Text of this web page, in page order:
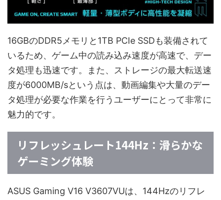
16GBのDDR5メモリと1TB PCIe SSDも装備されて
いるため、ゲーム中の読み込み速度が高速で、デー
タ処理も迅速です。また、ストレージの最大転送速
度が6000MB/sという点は、動画編集や大量のデー
タ処理が必要な作業を行うユーザーにとって非常に
魅力的です。
リフレッシュレート144Hz：滑らかな
ゲーミング体験
ASUS Gaming V16 V3607VUは、144Hzのリフレ